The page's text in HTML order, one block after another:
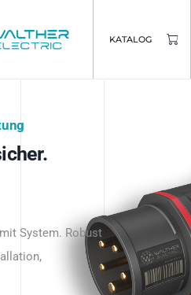
KATALOG
hier.
System. Robust
und